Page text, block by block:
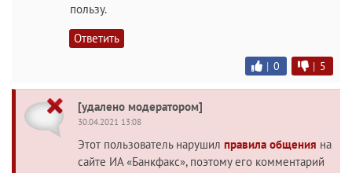
пользу.
Ответить
| 0 | 5
[удалено модератором]
30.04.2021 13:08
Этот пользователь нарушил правила общения на
сайте ИА «Банкфакс», поэтому его комментарий